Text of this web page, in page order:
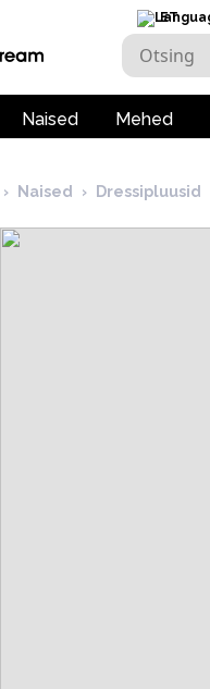
ET
Naised Mehed
› Naised › Dressipluusid